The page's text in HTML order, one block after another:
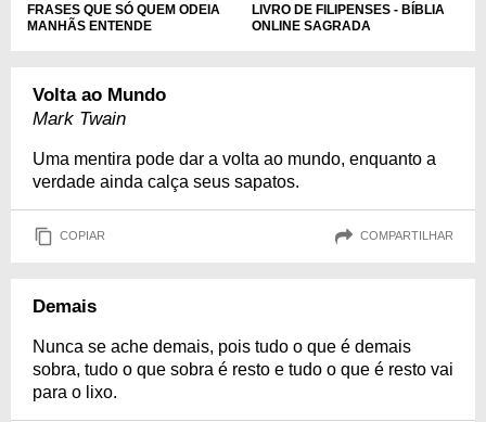
FRASES QUE SÓ QUEM ODEIA
MANHÃS ENTENDE
LIVRO DE FILIPENSES - BÍBLIA
ONLINE SAGRADA
Volta ao Mundo
Mark Twain
Uma mentira pode dar a volta ao mundo, enquanto a
verdade ainda calça seus sapatos.
COPIAR COMPARTILHAR
Demais
Nunca se ache demais, pois tudo o que é demais
sobra, tudo o que sobra é resto e tudo o que é resto vai
para o lixo.